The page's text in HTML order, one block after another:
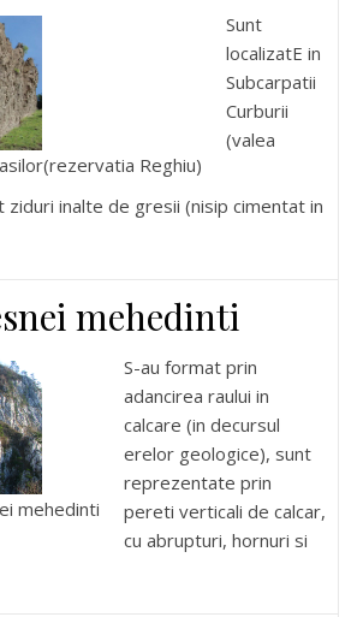
Reghiu)
Sunt
localizatE in
Subcarpatii
Curburii
(valea
ziduri inalte de gresii (nisip cimentat in
mehedinti
mehedinti
S-au format prin
adancirea raului in
calcare (in decursul
erelor geologice), sunt
reprezentate prin
pereti verticali de calcar,
cu abrupturi, hornuri si